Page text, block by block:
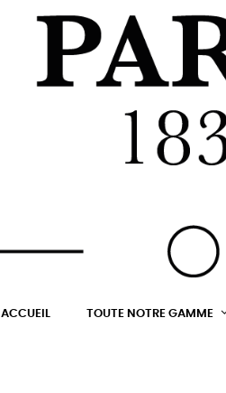
ACCUEIL TOUTE NOTRE GAMME